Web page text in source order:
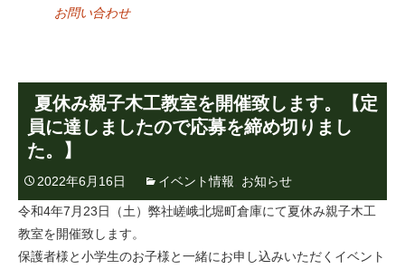
お問い合わせ
夏休み親子木工教室を開催致します。【定
員に達しましたので応募を締め切りまし
た。】
2022年6月16日 イベント情報 お知らせ
令和4年7月23日（土）弊社嵯峨北堀町倉庫にて夏休み親子木工
教室を開催致します。
保護者様と小学生のお子様と一緒にお申し込みいただくイベント